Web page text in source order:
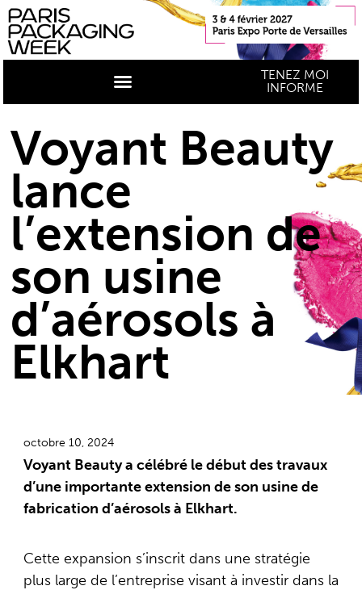
TENEZ MOI
INFORME
Voyant Beauty
lance
l’extension de
son usine
d’aérosols à
Elkhart
octobre 10, 2024
Voyant Beauty a célébré le début des travaux
d’une importante extension de son usine de
fabrication d’aérosols à Elkhart.
Cette expansion s’inscrit dans une stratégie
plus large de l’entreprise visant à investir dans la